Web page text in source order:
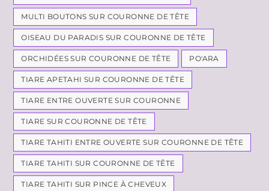
MULTI BOUTONS SUR COURONNE DE TÊTE
OISEAU DU PARADIS SUR COURONNE DE TÊTE
ORCHIDÉES SUR COURONNE DE TÊTE PO'ARA
TIARE APETAHI SUR COURONNE DE TÊTE
TIARE ENTRE OUVERTE SUR COURONNE
TIARE SUR COURONNE DE TÊTE
TIARE TAHITI ENTRE OUVERTE SUR COURONNE DE TÊTE
TIARE TAHITI SUR COURONNE DE TÊTE
TIARE TAHITI SUR PINCE À CHEVEUX